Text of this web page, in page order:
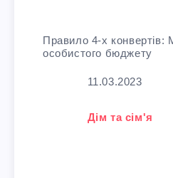
Правило 4-х конвертів:
особистого бюджету
11.03.2023
У зв'язку з тим, що
Дім та сім'я